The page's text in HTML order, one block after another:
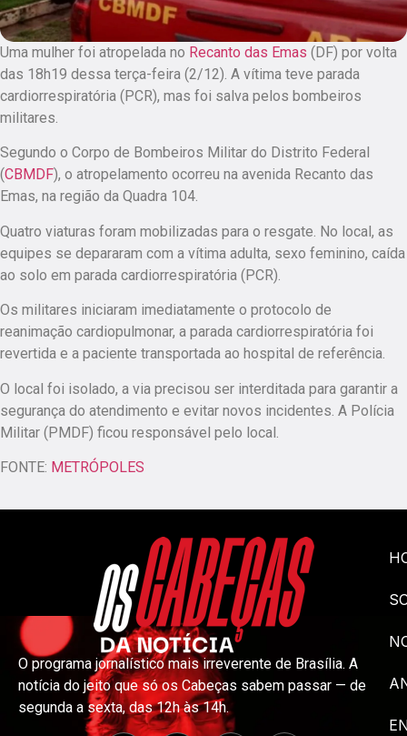
Uma mulher foi atropelada no Recanto das Emas (DF) por volta
das 18h19 dessa terça-feira (2/12). A vítima teve parada
cardiorrespiratória (PCR), mas foi salva pelos bombeiros
militares.
Segundo o Corpo de Bombeiros Militar do Distrito Federal
(CBMDF), o atropelamento ocorreu na avenida Recanto das
Emas, na região da Quadra 104.
Quatro viaturas foram mobilizadas para o resgate. No local, as
equipes se depararam com a vítima adulta, sexo feminino, caída
ao solo em parada cardiorrespiratória (PCR).
Os militares iniciaram imediatamente o protocolo de
reanimação cardiopulmonar, a parada cardiorrespiratória foi
revertida e a paciente transportada ao hospital de referência.
O local foi isolado, a via precisou ser interditada para garantir a
segurança do atendimento e evitar novos incidentes. A Polícia
Militar (PMDF) ficou responsável pelo local.
FONTE: METRÓPOLES
O programa jornalístico mais irreverente de Brasília. A
notícia do jeito que só os Cabeças sabem passar — de
segunda a sexta, das 12h às 14h.